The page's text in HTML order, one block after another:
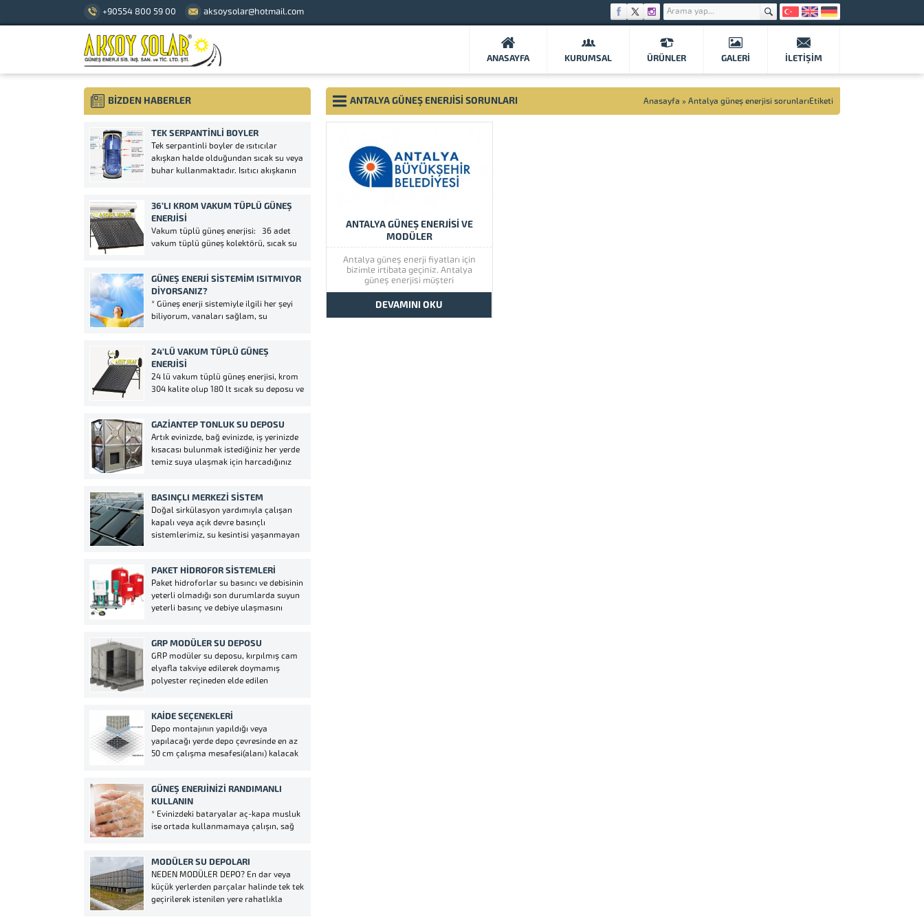
+90554 800 59 00 aksoysolar@hotmail.com
ANASAYFA KURUMSAL ÜRÜNLER GALERI İLETIŞIM
ANTALYA GÜNEŞ ENERJISI SORUNLARI Anasayfa » Antalya güneş enerjisi sorunlarıEtiketi
ANTALYA GÜNEŞ ENERJİSİ VE
MODÜLER
Antalya güneş enerji fiyatları için
bizimle irtibata geçiniz. Antalya
güneş enerjisi müşteri
memnuniyetine çok önem
vermektedir. Antalya güneş
enerjisinin kaliteli ürünlerini görmek
için lütfen ürünlerimize bir göz atınız.
DEVAMINI OKU
BİZDEN HABERLER
TEK SERPANTINLI BOYLER
Tek serpantinli boyler de ısıtıcılar
akışkan halde olduğundan sıcak su veya
buhar kullanmaktadır. Isıtıcı akışkanın
alanındaki suya aktarılır. Boylerin
pompası tarafından kontrol edilen
tesisatı, sadece ve sadece ihtiyaç...
36’LI KROM VAKUM TÜPLÜ GÜNEŞ
ENERJISI
Vakum tüplü güneş enerjisi: 36 adet
vakum tüplü güneş kolektörü, sıcak su
tüplü enerji teknolojisi bugün piyasada
geleneksel emici adı altında daha iyi
performans sunar. Bu...
GÜNEŞ ENERJI SISTEMIM ISITMIYOR
DIYORSANIZ?
* Güneş enerji sistemiyle ilgili her şeyi
biliyorum, vanaları sağlam, su
yapılacak tek bir işlem vardır. Güneş
enerjisinin ısıtıp ısıtmadığını anlamak
için, yapılacak tek bir şey vardır. *
Havanın güneşli,...
24’LÜ VAKUM TÜPLÜ GÜNEŞ
ENERJISI
24 lü vakum tüplü güneş enerjisi, krom
304 kalite olup 180 lt sıcak su deposu ve
eklenmektedir. Gaziantep ve çevre
illerimiz başta olmak üzere tüm...
GAZIANTEP TONLUK SU DEPOSU
Artık evinizde, bağ evinizde, iş yerinizde
kısacası bulunmak istediğiniz her yerde
temiz suya ulaşmak için harcadığınız
ise cevabınız bizimle iletişime geçmeniz
yeterli. Temizlenebilir bir depoya sahip
olacaksınız. Ürettiğimiz...
BASINÇLI MERKEZI SISTEM
Doğal sirkülasyon yardımıyla çalışan
kapalı veya açık devre basınçlı
sistemlerimiz, su kesintisi yaşanmayan
3 mm kalınlığında 304 kalite krom
çelikten imal edilmiş ve bütün bağlantı
parçaları pirinç...
PAKET HIDROFOR SISTEMLERI
Paket hidroforlar su basıncı ve debisinin
yeterli olmadığı son durumlarda suyun
yeterli basınç ve debiye ulaşmasını
genellikle yüksek binalarda, sulama
sistemlerinde, normal apartmanlarda,
villalarda, ev tipi hidroforu, okul tipi
hidroforu, hastane...
GRP MODÜLER SU DEPOSU
GRP modüler su deposu, kırpılmış cam
elyafla takviye edilerek doymamış
polyester reçineden elde edilen
altında kürlenmesi ile üretilir. Paneller
yüksek tonajlı presler makineların 150°C
dereceyle ısıtılmış kalıplarda imalatı
yapılmaktadır. Kullanılan...
KAİDE SEÇENEKLERİ
Depo montajının yapıldığı veya
yapılacağı yerde depo çevresinde en az
50 cm çalışma mesafesi(alanı) kalacak
olmalıdır. Kaide yapılacak yere beton
dökümü mümkün olmadığı durumlarda
modüler su depoları...
GÜNEŞ ENERJINIZI RANDIMANLI
KULLANIN
* Evinizdeki bataryalar aç-kapa musluk
ise ortada kullanmamaya çalışın, sağ
verimi düşecektir. Kışları yeteri kadar su
alamazsınız. * Güneş Enerjisinin suyunu
sık sık kullanırsanız eğer bir tabak, bir
bardak, bir kaşık,...
MODÜLER SU DEPOLARI
NEDEN MODÜLER DEPO? En dar veya
küçük yerlerden parçalar halinde tek tek
geçirilerek istenilen yere rahatlıkla